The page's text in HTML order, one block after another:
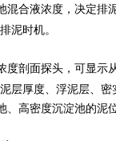
混合液浓度，决定排
泥时机。
度剖面探头 ，可显示
层厚度、浮泥层、密
、高密度沉淀池的泥